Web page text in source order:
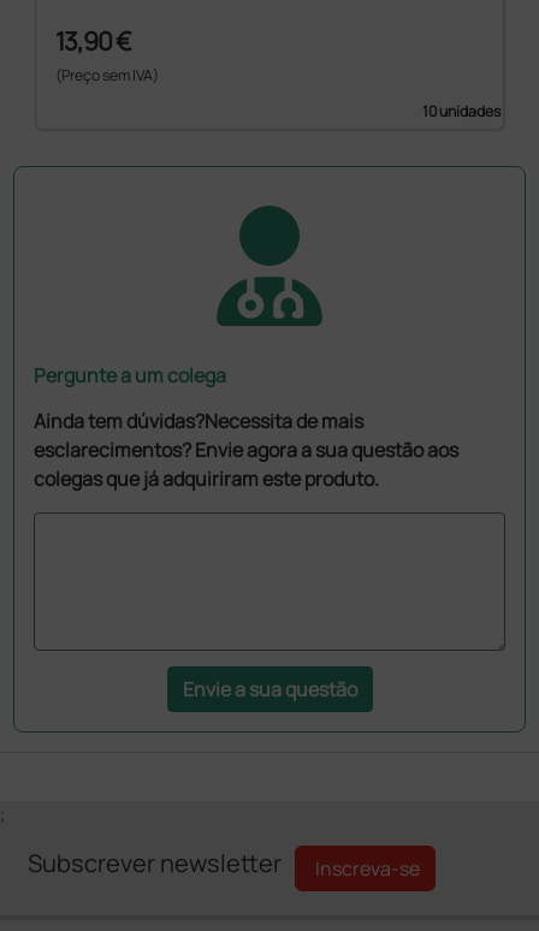
13,90 €
(Preço sem IVA)
10 unidades
Pergunte a um colega
Ainda tem dúvidas?Necessita de mais
esclarecimentos? Envie agora a sua questão aos
colegas que já adquiriram este produto.
Envie a sua questão
;
Subscrever newsletter Inscreva-se